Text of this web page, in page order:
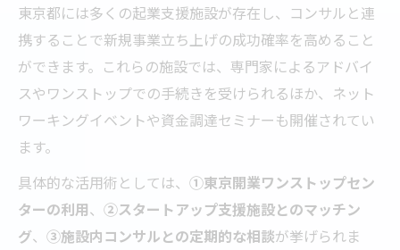
東京都には多くの起業支援施設が存在し、コンサルと連
携することで新規事業立ち上げの成功確率を高めること
ができます。これらの施設では、専門家によるアドバイ
スやワンストップでの手続きを受けられるほか、ネット
ワーキングイベントや資金調達セミナーも開催されてい
ます。
具体的な活用術としては、 ①東京開業ワンストップセン
ターの利用、 ②スタートアップ支援施設とのマッチン
グ、 ③施設内コンサルとの定期的な相談が挙げられま